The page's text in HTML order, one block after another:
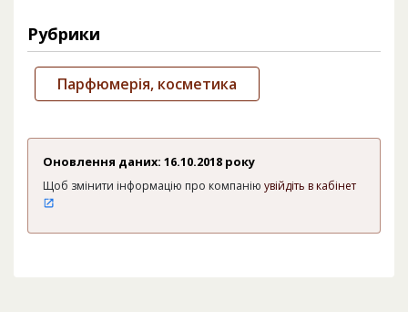
Рубрики
Парфюмерія, косметика
Оновлення даних: 16.10.2018 року
Щоб змінити інформацію про компанію увійдіть в кабінет